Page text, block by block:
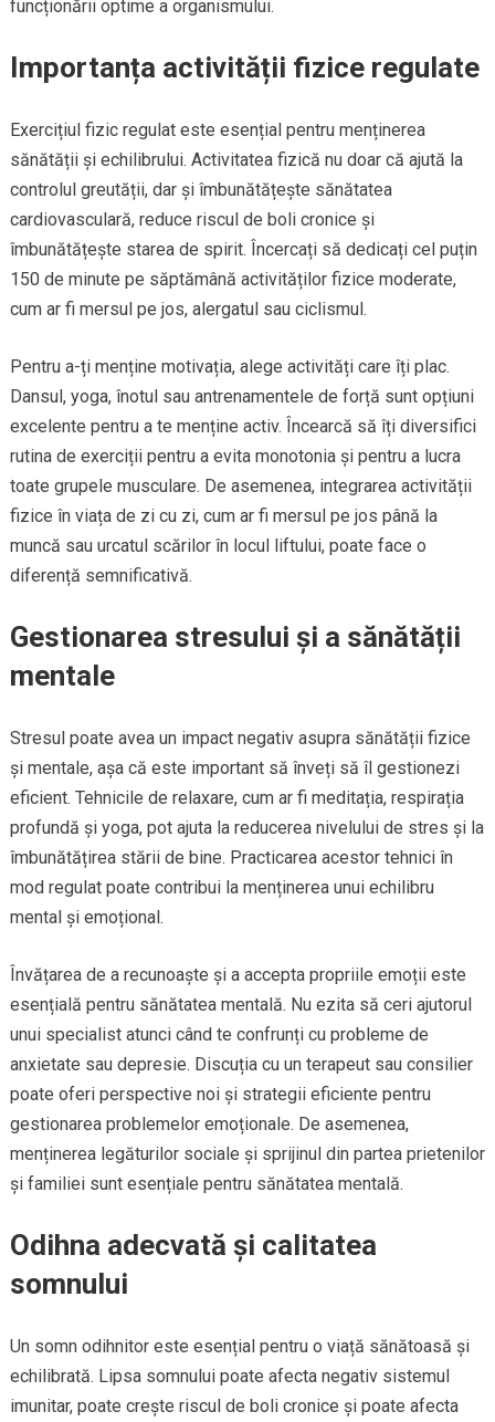
funcționării optime a organismului.
Importanța activității fizice regulate
Exercițiul fizic regulat este esențial pentru menținerea
sănătății și echilibrului. Activitatea fizică nu doar că ajută la
controlul greutății, dar și îmbunătățește sănătatea
cardiovasculară, reduce riscul de boli cronice și
îmbunătățește starea de spirit. Încercați să dedicați cel puțin
150 de minute pe săptămână activităților fizice moderate,
cum ar fi mersul pe jos, alergatul sau ciclismul.
Pentru a-ți menține motivația, alege activități care îți plac.
Dansul, yoga, înotul sau antrenamentele de forță sunt opțiuni
excelente pentru a te menține activ. Încearcă să îți diversifici
rutina de exerciții pentru a evita monotonia și pentru a lucra
toate grupele musculare. De asemenea, integrarea activității
fizice în viața de zi cu zi, cum ar fi mersul pe jos până la
muncă sau urcatul scărilor în locul liftului, poate face o
diferență semnificativă.
Gestionarea stresului și a sănătății
mentale
Stresul poate avea un impact negativ asupra sănătății fizice
și mentale, așa că este important să înveți să îl gestionezi
eficient. Tehnicile de relaxare, cum ar fi meditația, respirația
profundă și yoga, pot ajuta la reducerea nivelului de stres și la
îmbunătățirea stării de bine. Practicarea acestor tehnici în
mod regulat poate contribui la menținerea unui echilibru
mental și emoțional.
Învățarea de a recunoaște și a accepta propriile emoții este
esențială pentru sănătatea mentală. Nu ezita să ceri ajutorul
unui specialist atunci când te confrunți cu probleme de
anxietate sau depresie. Discuția cu un terapeut sau consilier
poate oferi perspective noi și strategii eficiente pentru
gestionarea problemelor emoționale. De asemenea,
menținerea legăturilor sociale și sprijinul din partea prietenilor
și familiei sunt esențiale pentru sănătatea mentală.
Odihna adecvată și calitatea
somnului
Un somn odihnitor este esențial pentru o viață sănătoasă și
echilibrată. Lipsa somnului poate afecta negativ sistemul
imunitar, poate crește riscul de boli cronice și poate afecta